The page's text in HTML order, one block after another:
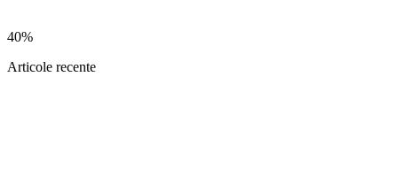
40%
Articole recente